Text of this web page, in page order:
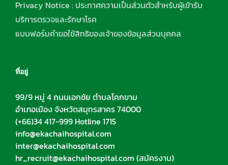
Privacy Notice : ประกาศความเป็นส่วนตัวสำหรับผู้เข้ารับ
บริการตรวจและรักษาโรค
แบบฟอร์มคำขอใช้สิทธิของเจ้าของข้อมูลส่วนบุคคล
ที่อยู่
99/9 หมู่ 4 ถนนเอกชัย ตำบลโคกขาม
อำเภอเมือง จังหวัดสมุทรสาคร 74000
(+66)34 417-999 Hotline 1715
info@ekachaihospital.com
inter@ekachaihospital.com
hr_recruit@ekachaihospital.com (สมัครงาน)